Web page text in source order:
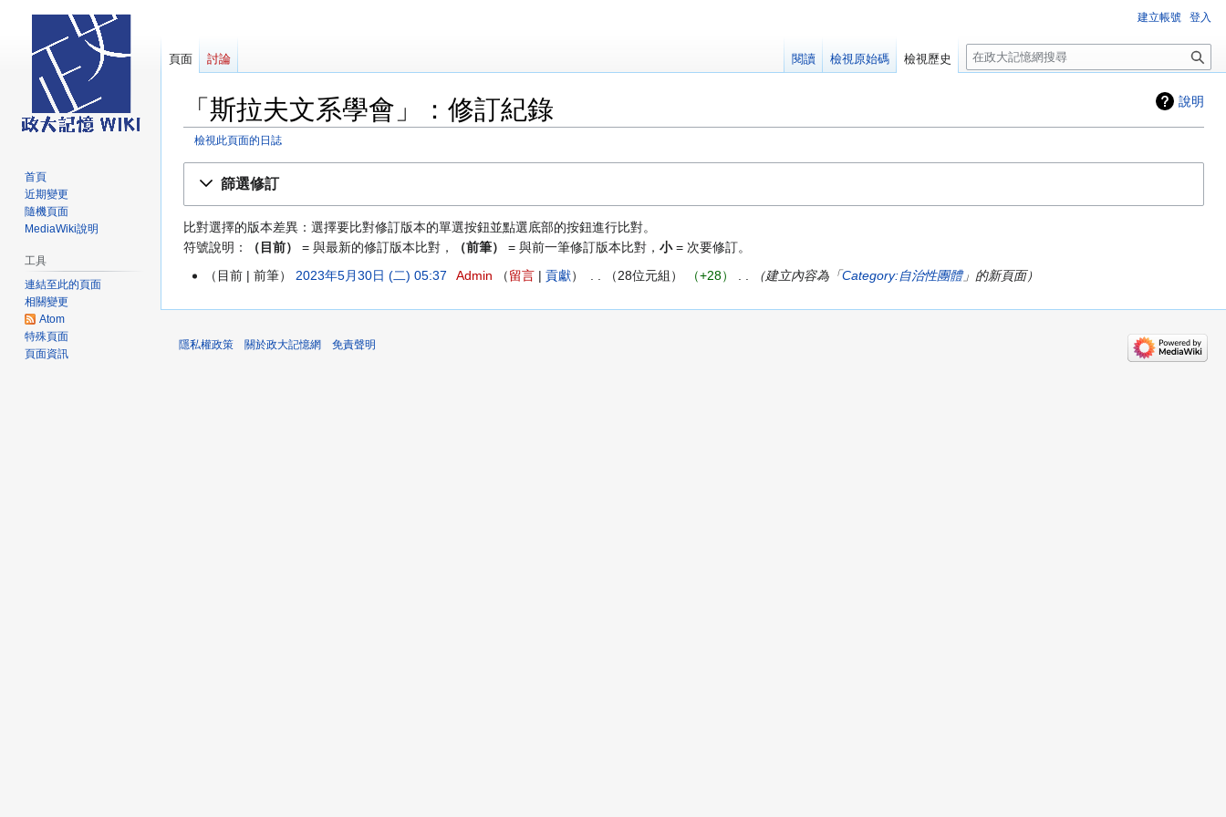
說明
「斯拉夫文系學會」：修訂紀錄
檢視此頁面的日誌
覽
尋
篩選修訂
比對選擇的版本差異：選擇要比對修訂版本的單選按鈕並點選底部的按鈕進行比對。
符號說明：
（目前） = 與最新的修訂版本比對， （前筆） = 與前一筆修訂版本比對， 小= 次要修訂。
2023
月
目前 前筆 2023年5月30日 (二) 05:37 Admin 留言 貢獻 28位元組 +28 建立內容為「Category:自治性團體」的新頁面
建立帳號 登入
頁面 討論 閱讀 檢視原始碼 檢視歷史
搜
尋
首頁
近期變更
隨機頁面
MediaWiki說明
工具
連結至此的頁面
相關變更
Atom
特殊頁面
頁面資訊
隱私權政策 關於政大記憶網 免責聲明